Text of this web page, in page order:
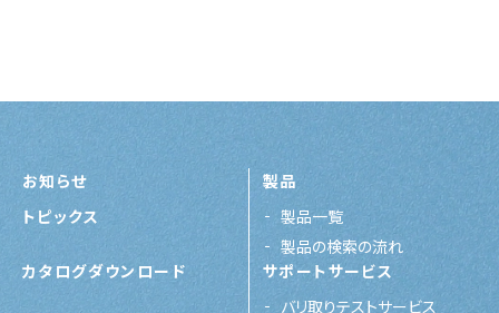
お知らせ
トピックス
製品
製品一覧
製品の検索の流れ
カタログダウンロード
サポートサービス
バリ取りテストサービス